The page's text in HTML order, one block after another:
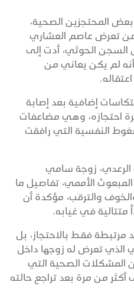
المحتجزين الصحية،
تعرض عاصم العشاري
الحوثي، أدت إلى
لم يكن يعاني من
إضافية بعد إصابة
احتجازه، وهي مضاعفات
النفسية التي رافقت
زوجة سامي
الأممي، تفاصيل ما
والترقب، مؤكدة أن
متتالية في غيابه.
مرتبطة فقط بالاحتجاز، بل
الذي تعرض له زوجها داخل
الصحية التي
من مرة بعد تراجع حالته